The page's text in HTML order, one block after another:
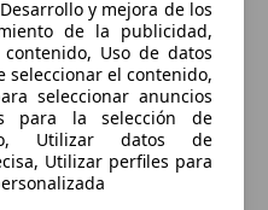
y mejora de los
de la publicidad,
Uso de datos
seleccionar el contenido,
seleccionar anuncios
para la selección de
Utilizar datos de
Utilizar perfiles para